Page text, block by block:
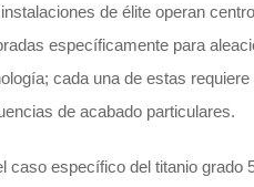
de élite operan
específicamente para
cada una de estas
de acabado particulares.
caso específico del titanio grado